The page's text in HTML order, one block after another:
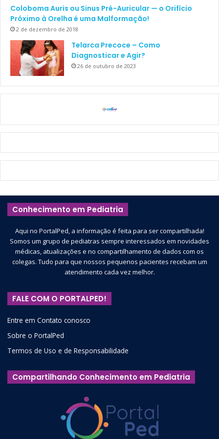
Coloboma Auris ou Sinus Pré-Auricular — o Orifício
Próximo à Orelha é uma Malformação!
2 de dezembro de 2018
Telarca Precoce – Como
Diagnosticar e Agir?
26 de outubro de 2023
Conhecimento em Pediatria
Aqui no PortalPed, a informação é feita para ser compartilhada!
Somos um grupo de pediatras sempre interessados em novidades
médicas, atualizações e no compartilhamento de dados com os
colegas. Tudo para que nossos pequenos pacientes recebam um
atendimento cada vez melhor.
FALE COM O PORTALPED!
Entre em Contato conosco
Sobre o PortalPed
Termos de Uso e de Responsabilidade
Compartilhando Conhecimento em Pediatria